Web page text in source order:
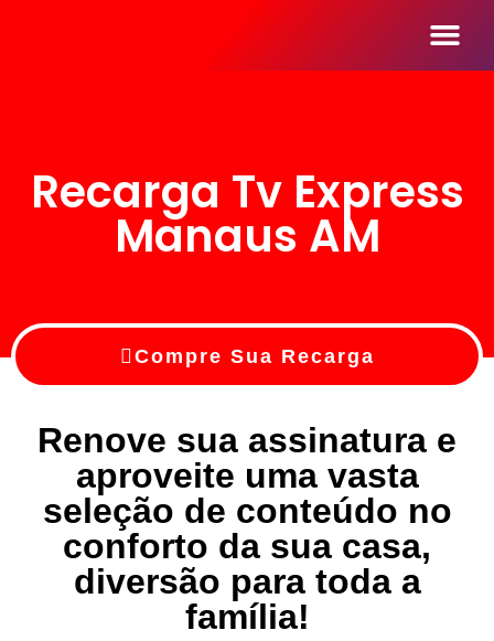
Recarga Tv Express
Manaus AM
Compre Sua Recarga
Renove sua assinatura e
aproveite uma vasta
seleção de conteúdo no
conforto da sua casa,
diversão para toda a
família!